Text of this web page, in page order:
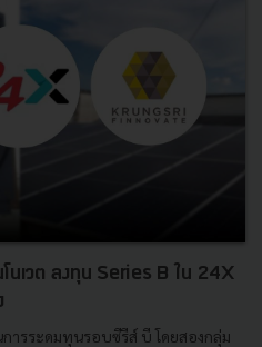
นเวต ลงทุน Series B ใน 24X
การระดมทุนรอบซีรีส์ บี โดยสองกลุ่ม